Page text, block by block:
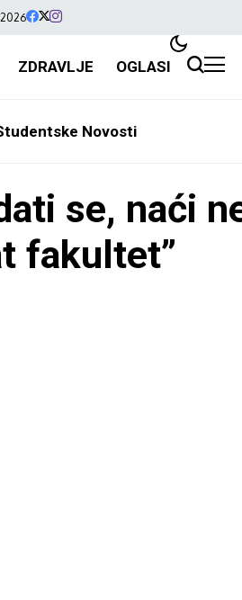
ZDRAVLJE OGLASI
Novosti
se, naći
fakultet”